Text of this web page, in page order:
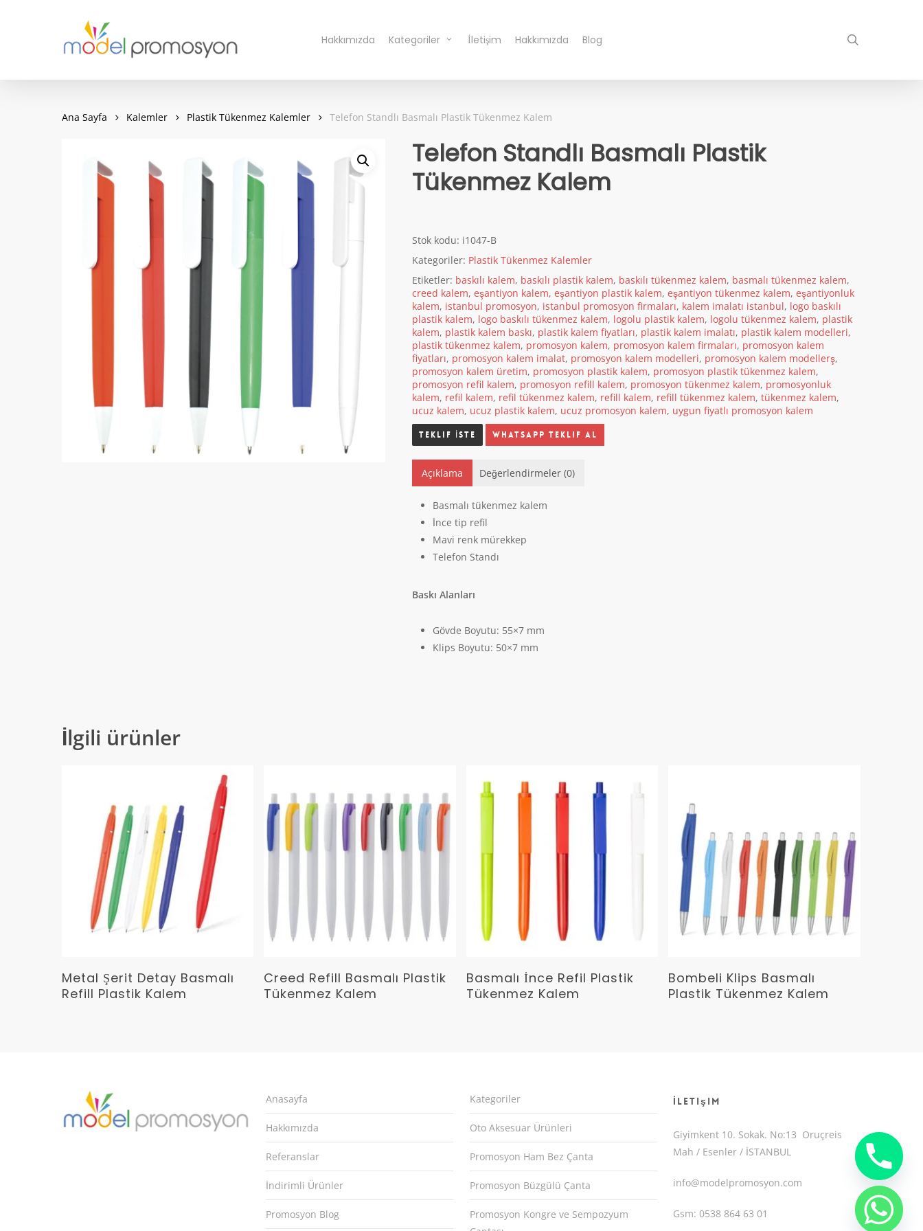
Hakkımızda Kategoriler İletişim Hakkımızda Blog
Ana Sayfa Kalemler Plastik Tükenmez Kalemler Telefon Standlı Basmalı Plastik Tükenmez Kalem
Telefon Standlı Basmalı Plastik
Tükenmez Kalem
Stok kodu: i1047-B
Kategoriler: Plastik Tükenmez Kalemler
Etiketler: baskılı kalem, baskılı plastik kalem, baskılı tükenmez kalem, basmalı tükenmez kalem,
creed kalem, eşantiyon kalem, eşantiyon plastik kalem, eşantiyon tükenmez kalem, eşantiyonluk
kalem, istanbul promosyon, istanbul promosyon firmaları, kalem imalatı istanbul, logo baskılı
plastik kalem, logo baskılı tükenmez kalem, logolu plastik kalem, logolu tükenmez kalem, plastik
kalem, plastik kalem baskı, plastik kalem fiyatları, plastik kalem imalatı, plastik kalem modelleri,
plastik tükenmez kalem, promosyon kalem, promosyon kalem firmaları, promosyon kalem
fiyatları, promosyon kalem imalat, promosyon kalem modelleri, promosyon kalem modellerş,
promosyon kalem üretim, promosyon plastik kalem, promosyon plastik tükenmez kalem,
promosyon refil kalem, promosyon refill kalem, promosyon tükenmez kalem, promosyonluk
kalem, refil kalem, refil tükenmez kalem, refill kalem, refill tükenmez kalem, tükenmez kalem,
ucuz kalem, ucuz plastik kalem, ucuz promosyon kalem, uygun fiyatlı promosyon kalem
Whatsapp Teklif Al
Açıklama Değerlendirmeler (0)
Basmalı tükenmez kalem
İnce tip refil
Mavi renk mürekkep
Telefon Standı
Baskı Alanları
Gövde Boyutu: 55×7 mm
Klips Boyutu: 50×7 mm
İlgili ürünler
Devamını Oku
Metal Şerit Detay Basmalı
Refill Plastik Kalem
Devamını Oku
Creed Refill Basmalı Plastik
Tükenmez Kalem
Devamını Oku
Basmalı İnce Refil Plastik
Tükenmez Kalem
Devamını Oku
Bombeli Klips Basmalı
Plastik Tükenmez Kalem
Anasayfa
Hakkımızda
Referanslar
İndirimli Ürünler
Promosyon Blog
Kategoriler
Oto Aksesuar Ürünleri
Promosyon Ham Bez Çanta
Promosyon Büzgülü Çanta
Promosyon Kongre ve Sempozyum
İletişim
Giyimkent 10. Sokak. No:13 Oruçreis
Mah / Esenler / İSTANBUL
info@modelpromosyon.com
Gsm: 0538 864 63 01